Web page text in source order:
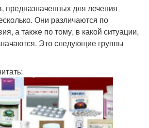
предназначенных для лечения
Они различаются по
а также по тому, в какой ситуации,
Это следующие группы